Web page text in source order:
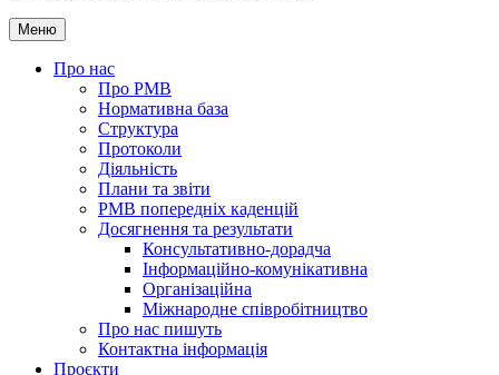
Меню
Про нас
Про РМВ
Нормативна база
Cтруктура
Протоколи
Діяльність
Плани та звіти
РМВ попередніх каденцій
Досягнення та результати
Консультативно-дорадча
Інформаційно-комунікативна
Організаційна
Міжнародне співробітництво
Про нас пишуть
Контактна інформація
Проєкти